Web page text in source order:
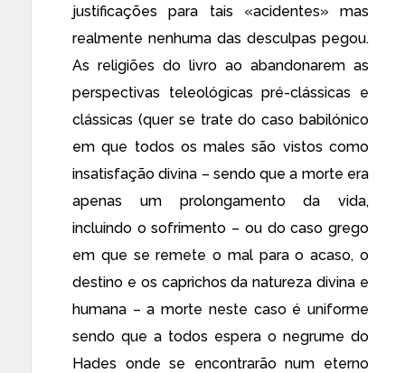
justificações para tais «acidentes» mas
realmente nenhuma das desculpas pegou.
As religiões do livro ao abandonarem as
perspectivas teleológicas pré-clássicas e
clássicas (quer se trate do caso babilónico
em que todos os males são vistos como
insatisfação divina – sendo que a morte era
apenas um prolongamento da vida,
incluindo o sofrimento – ou do caso grego
em que se remete o mal para o acaso, o
destino e os caprichos da natureza divina e
humana – a morte neste caso é uniforme
sendo que a todos espera o negrume do
Hades onde se encontrarão num eterno